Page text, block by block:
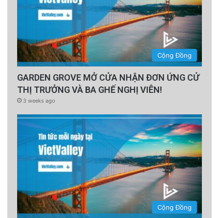
Cộng Đồng
GARDEN GROVE MỞ CỬA NHẬN ĐƠN ỨNG CỬ
THỊ TRƯỞNG VÀ BA GHẾ NGHỊ VIÊN!
3 weeks ago
Cộng Đồng